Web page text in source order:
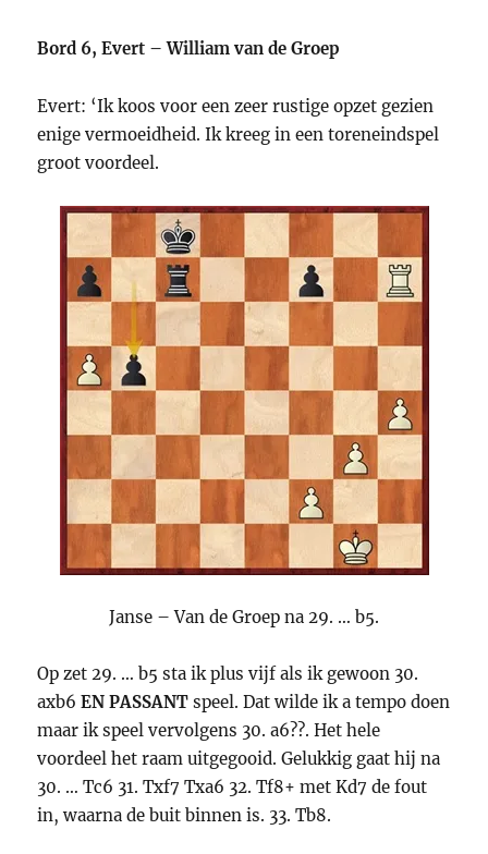
Bord 6, Evert – William van de Groep
Evert: ‘Ik koos voor een zeer rustige opzet gezien
enige vermoeidheid. Ik kreeg in een toreneindspel
groot voordeel.
Janse – Van de Groep na 29. … b5.
Op zet 29. … b5 sta ik plus vijf als ik gewoon 30.
axb6EN PASSANT speel. Dat wilde ik a tempo doen
maar ik speel vervolgens 30. a6??. Het hele
voordeel het raam uitgegooid. Gelukkig gaat hij na
30. … Tc6 31. Txf7 Txa6 32. Tf8+ met Kd7 de fout
in, waarna de buit binnen is. 33. Tb8.